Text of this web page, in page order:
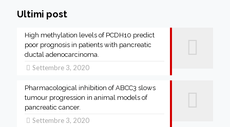
Ultimi post
High methylation levels of PCDH10 predict
poor prognosis in patients with pancreatic
ductal adenocarcinoma.
Settembre 3, 2020
Pharmacological inhibition of ABCC3 slows
tumour progression in animal models of
pancreatic cancer.
Settembre 3, 2020